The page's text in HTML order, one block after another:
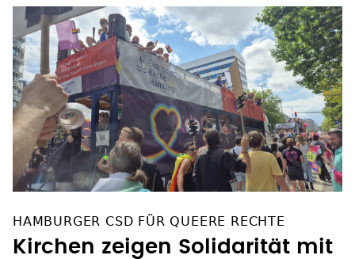
HAMBURGER CSD FÜR QUEERE RECHTE
Kirchen zeigen Solidarität mit